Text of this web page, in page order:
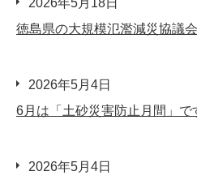
2026年5月18日
徳島県の大規模氾濫減災協議会
2026年5月4日
6月は「土砂災害防止月間」で
2026年5月4日